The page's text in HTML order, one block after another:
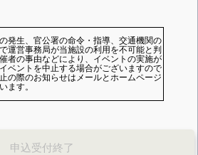
発生、官公署の命令・指導、交通機関の
運営事務局が当施設の利用を不可能と判
者の事由などにより、イベントの実施が
ベントを中止する場合がございますので
の際のお知らせはメールとホームページ
ます。
申込受付終了